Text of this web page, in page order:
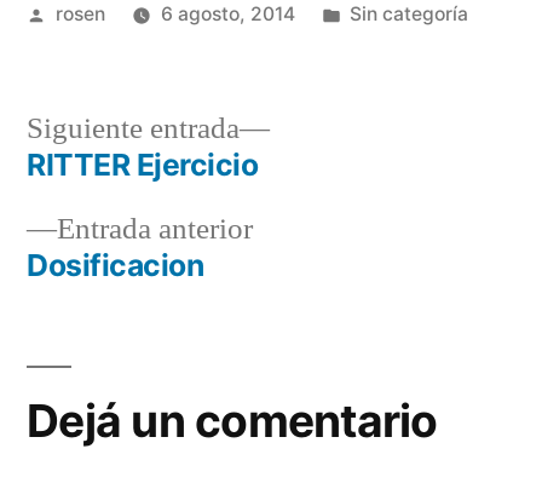
Publicado
rosen 6 agosto, 2014
Publicada
Sin categoría
Navegación
deEntrada anteriorEntrada
Dosificacion
Siguiente entrada
Siguiente
RITTER Ejercicio
Dejá un comentario